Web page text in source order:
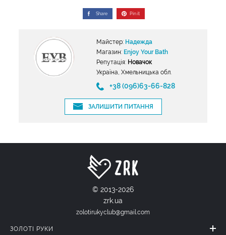
Share Pin it
Майстер: Надежда
Магазин: Enjoy Your Bath
Репутація: Новачок
Україна, Хмельницька обл.
+38 (096)63-66-828
ЗАЛИШИТИ ПИТАННЯ
© 2013-2026
zrk.ua
zolotirukyclub@gmail.com
ЗОЛОТІ РУКИ